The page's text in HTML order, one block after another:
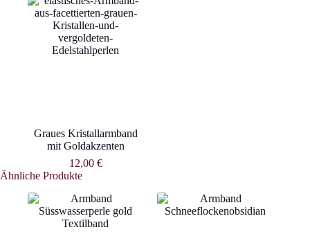
Graues Kristallarmband
mit Goldakzenten
12,00 €
Ähnliche Produkte